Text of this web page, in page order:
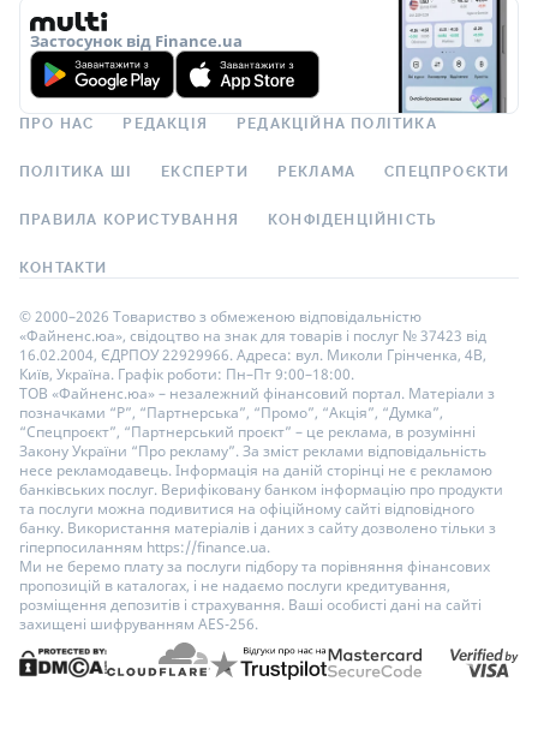
Застосунок від Finance.ua
ПРО НАС РЕДАКЦІЯ РЕДАКЦІЙНА ПОЛІТИКА
ПОЛІТИКА ШІ ЕКСПЕРТИ РЕКЛАМА СПЕЦПРОЄКТИ
ПРАВИЛА КОРИСТУВАННЯ КОНФІДЕНЦІЙНІСТЬ
КОНТАКТИ
© 2000–2026 Товариство з обмеженою відповідальністю
«Файненс.юа», свідоцтво на знак для товарів і послуг № 37423 від
16.02.2004, ЄДРПОУ 22929966. Адреса: вул. Миколи Грінченка, 4В,
Київ, Україна. Графік роботи: Пн–Пт 9:00–18:00.
ТОВ «Файненс.юа» – незалежний фінансовий портал. Матеріали з
позначками “Р”, “Партнерська”, “Промо”, “Акція”, “Думка”,
“Спецпроєкт”, “Партнерський проєкт” – це реклама, в розумінні
Закону України “Про рекламу”. За зміст реклами відповідальність
несе рекламодавець. Інформація на даній сторінці не є рекламою
банківських послуг. Верифіковану банком інформацію про продукти
та послуги можна подивитися на офіційному сайті відповідного
банку. Використання матеріалів і даних з сайту дозволено тільки з
гіперпосиланням https://finance.ua.
Ми не беремо плату за послуги підбору та порівняння фінансових
пропозицій в каталогах, і не надаємо послуги кредитування,
розміщення депозитів і страхування. Ваші особисті дані на сайті
захищені шифруванням AES-256.